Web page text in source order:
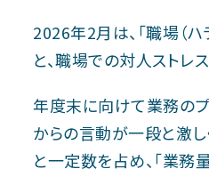
2026年2月は、「職場（
と、職場での対人ストレ
年度末に向けて業務のプ
からの言動が一段と激
と一定数を占め、「業務